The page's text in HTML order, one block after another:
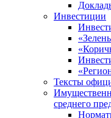
Инвестиции
Тексты
среднего